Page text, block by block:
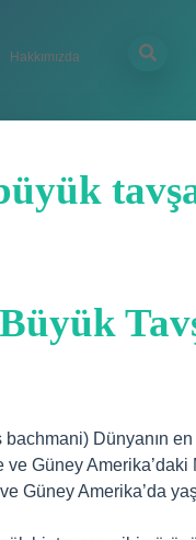
Hakkımızda
Dünyanın
ve Güney
Güney Amerika’da